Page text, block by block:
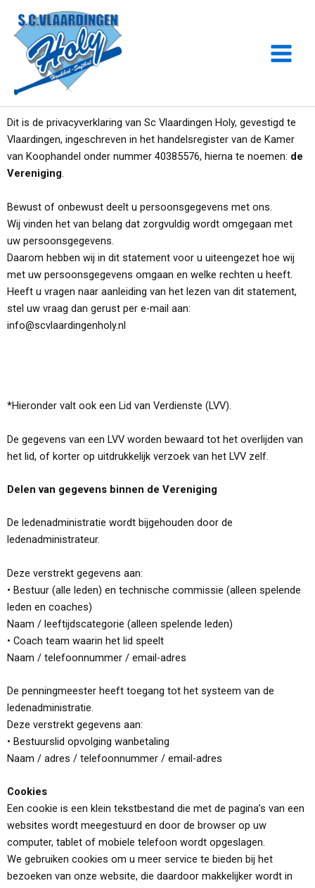
naar
inhoud
Dit is de privacyverklaring van Sc Vlaardingen Holy, gevestigd te
Vlaardingen, ingeschreven in het handelsregister van de Kamer
van Koophandel onder nummer 40385576, hierna te noemen: de
Vereniging.
Bewust of onbewust deelt u persoonsgegevens met ons.
Wij vinden het van belang dat zorgvuldig wordt omgegaan met
uw persoonsgegevens.
Daarom hebben wij in dit statement voor u uiteengezet hoe wij
met uw persoonsgegevens omgaan en welke rechten u heeft.
Heeft u vragen naar aanleiding van het lezen van dit statement,
stel uw vraag dan gerust per e-mail aan:
info@scvlaardingenholy.nl
*Hieronder valt ook een Lid van Verdienste (LVV).
De gegevens van een LVV worden bewaard tot het overlijden van
het lid, of korter op uitdrukkelijk verzoek van het LVV zelf.
Delen van gegevens binnen de Vereniging
De ledenadministratie wordt bijgehouden door de
ledenadministrateur.
Deze verstrekt gegevens aan:
• Bestuur (alle leden) en technische commissie (alleen spelende
leden en coaches)
Naam / leeftijdscategorie (alleen spelende leden)
• Coach team waarin het lid speelt
Naam / telefoonnummer / email-adres
De penningmeester heeft toegang tot het systeem van de
ledenadministratie.
Deze verstrekt gegevens aan:
• Bestuurslid opvolging wanbetaling
Naam / adres / telefoonnummer / email-adres
Cookies
Een cookie is een klein tekstbestand die met de pagina’s van een
websites wordt meegestuurd en door de browser op uw
computer, tablet of mobiele telefoon wordt opgeslagen.
We gebruiken cookies om u meer service te bieden bij het
bezoeken van onze website, die daardoor makkelijker wordt in